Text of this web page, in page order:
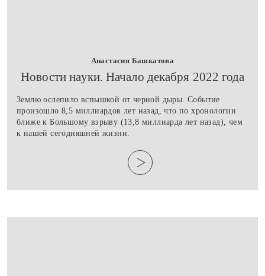
Анастасия Башкатова
​Новости науки. Начало декабря 2022 года
Землю ослепило вспышкой от черной дыры. Событие
произошло 8,5 миллиардов лет назад, что по хронологии
ближе к Большому взрыву (13,8 миллиарда лет назад), чем
к нашей сегодняшней жизни.